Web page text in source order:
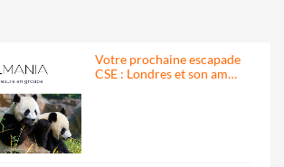
Votre prochaine escapade
CSE : Londres et son am…